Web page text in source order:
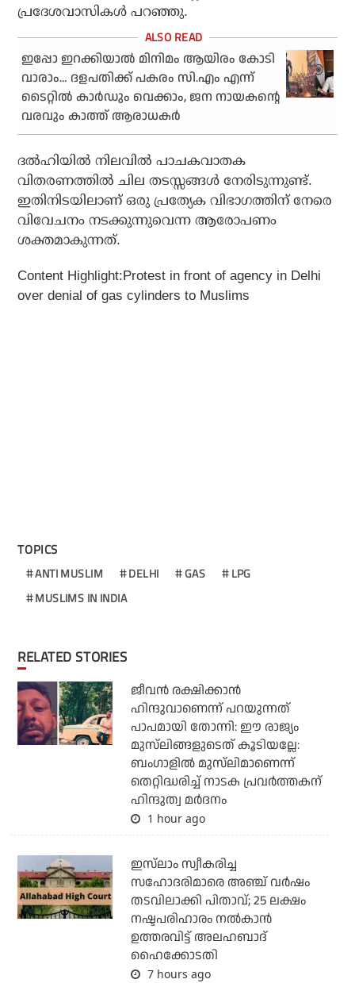
പ്രദേശവാസികള്‍ പറഞ്ഞു.
ഇപ്പോ ഇറക്കിയാല്‍ മിനിമം ആയിരം കോടി
വാരാം… ദളപതിക്ക് പകരം സി.എം എന്ന്
ടൈറ്റില്‍ കാര്‍ഡും വെക്കാം, ജന നായകന്റെ
വരവും കാത്ത് ആരാധകര്‍
ദല്‍ഹിയില്‍ നിലവില്‍ പാചകവാതക
വിതരണത്തില്‍ ചില തടസ്സങ്ങള്‍ നേരിടുന്നുണ്ട്.
ഇതിനിടയിലാണ് ഒരു പ്രത്യേക വിഭാഗത്തിന് നേരെ
വിവേചനം നടക്കുന്നുവെന്ന ആരോപണം
ശക്തമാകുന്നത്.
Content Highlight:Protest in front of agency in Delhi
over denial of gas cylinders to Muslims
TOPICS
ANTI MUSLIM DELHI GAS
LPG
MUSLIMS IN INDIA
RELATED STORIES
ജീവന്‍ രക്ഷിക്കാന്‍
ഹിന്ദുവാണെന്ന് പറയുന്നത്
പാപമായി തോന്നി: ഈ രാജ്യം
മുസ്‌ലിങ്ങളുടെത് കൂടിയല്ലേ:
ബംഗാളില്‍ മുസ്‌ലിമാണെന്ന്
തെറ്റിദ്ധരിച്ച് നാടക പ്രവര്‍ത്തകന്
ഹിന്ദുത്വ മര്‍ദനം
1 hour ago
ഇസ്‌ലാം സ്വീകരിച്ച
സഹോദരിമാരെ അഞ്ച് വര്‍ഷം
തടവിലാക്കി പിതാവ്; 25 ലക്ഷം
നഷ്ടപരിഹാരം നല്‍കാന്‍
ഉത്തരവിട്ട് അലഹബാദ്
ഹൈക്കോടതി
7 hours ago